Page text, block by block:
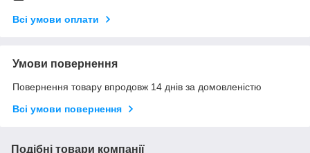
Всі умови оплати
Умови повернення
Повернення товару впродовж 14 днів за домовленістю
Всі умови повернення
Подібні товари компанії